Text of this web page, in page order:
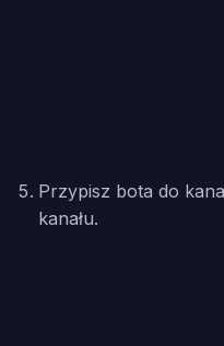
Przypisz bota do
kanału.